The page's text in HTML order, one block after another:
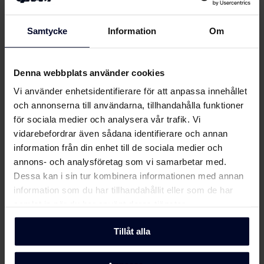
Samtycke Information Om
Denna webbplats använder cookies
Vi använder enhetsidentifierare för att anpassa innehållet
och annonserna till användarna, tillhandahålla funktioner
för sociala medier och analysera vår trafik. Vi
vidarebefordrar även sådana identifierare och annan
information från din enhet till de sociala medier och
annons- och analysföretag som vi samarbetar med.
Dessa kan i sin tur kombinera informationen med annan
information som du har tillhandahållit eller som de har
Tillåt alla
Användarhandbok
Säkerhetsinformation
och varningar (DK)
Säkerhetsinformation
och varningar (FI)
Säkerhetsinformation
och varningar (NO)
Ladda ner
Säkerhetsinformation
och varningar (EN)
Ladda ner
OmGram